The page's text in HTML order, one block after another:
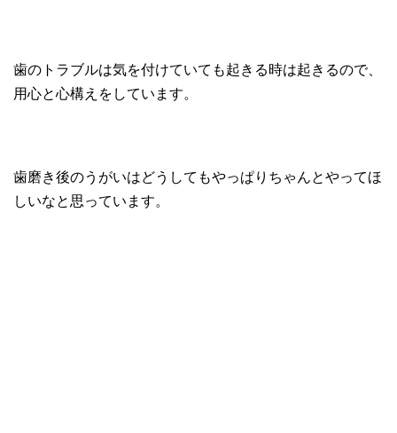
歯のトラブルは気を付けていても起きる時は起きるので、
用心と心構えをしています。
歯磨き後のうがいはどうしてもやっぱりちゃんとやってほ
しいなと思っています。